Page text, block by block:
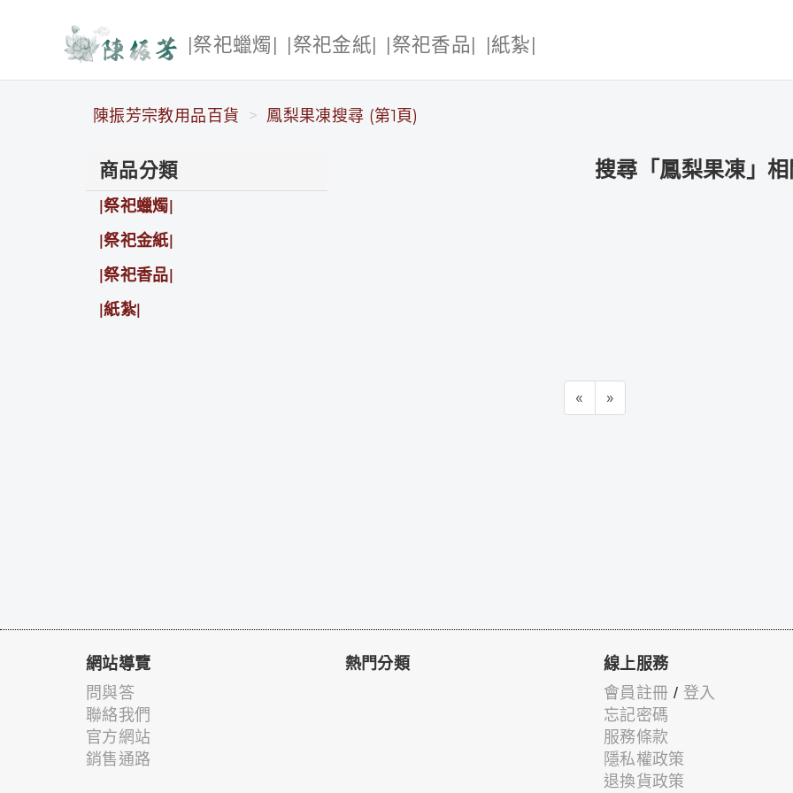
陳振芳宗教用品百貨
|祭祀蠟燭| |祭祀金紙| |祭祀香品| |紙紮|
陳振芳宗教用品百貨 鳳梨果凍搜尋 (第1頁)
商品分類
|祭祀蠟燭|
|祭祀金紙|
|祭祀香品|
|紙紮|
搜尋「鳳梨果凍」
« »
網站導覽
問與答
聯絡我們
官方網站
銷售通路
熱門分類 線上服務
會員註冊 / 登入
忘記密碼
服務條款
隱私權政策
退換貨政策